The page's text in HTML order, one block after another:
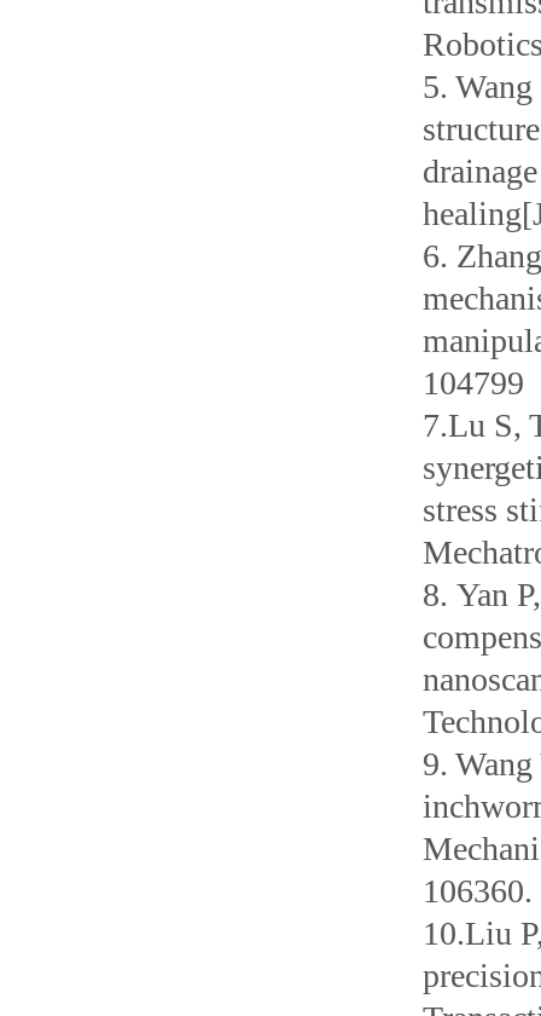
5.
6.
104799
7.Lu S,
stress
8. Yan
9.
106360.
10.Liu